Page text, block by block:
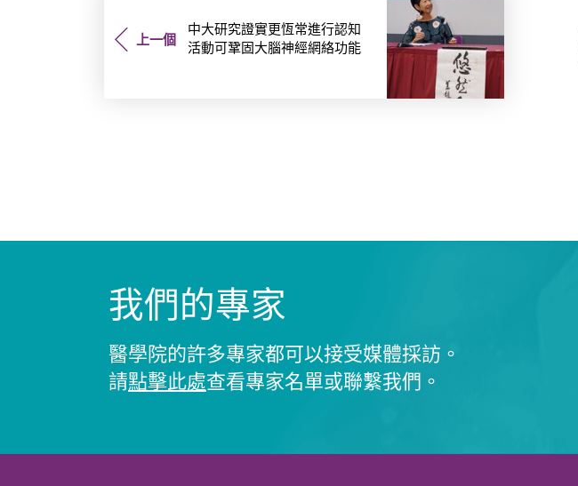
上一個
中大研究證實更恆常進行認知
活動可鞏固大腦神經網絡功能
我們的專家
醫學院的許多專家都可以接受媒體採訪。
請點擊此處查看專家名單或聯繫我們。